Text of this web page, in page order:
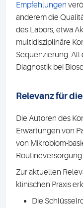
Empfehlungen
anderem die
des Labors, etwa
multidisziplinäre
Sequenzierung. All
Diagnostik bei
Relevanz für
Die Autoren des
Erwartungen von
von Mikrobiom-
Routineversorgung
Zur aktuellen
klinischen Praxis
Die